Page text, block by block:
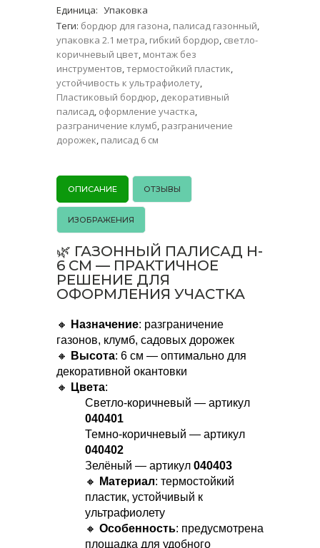
Единица: Упаковка
Теги: бордюр для газона, палисад газонный,
упаковка 2.1 метра, гибкий бордюр, светло-
коричневый цвет, монтаж без
инструментов,термостойкий пластик,
устойчивость к ультрафиолету,
Пластиковый бордюр, декоративный
палисад, оформление участка,
разграничение клумб, разграничение
дорожек, палисад 6 см
ОПИСАНИЕ ОТЗЫВЫ
ИЗОБРАЖЕНИЯ
🌿 ГАЗОННЫЙ ПАЛИСАД H-
6 СМ — ПРАКТИЧНОЕ
РЕШЕНИЕ ДЛЯ
ОФОРМЛЕНИЯ УЧАСТКА
🔸 Назначение: разграничение
газонов, клумб, садовых дорожек
🔸
Высота: 6 см — оптимально для
декоративной окантовки
🔸
Цвета:
Светло-коричневый — артикул
040401
Темно-коричневый — артикул
040402
Зелёный — артикул 040403
🔸
Материал: термостойкий
пластик, устойчивый к
ультрафиолету
🔸 Особенность: предусмотрена
площадка для удобного